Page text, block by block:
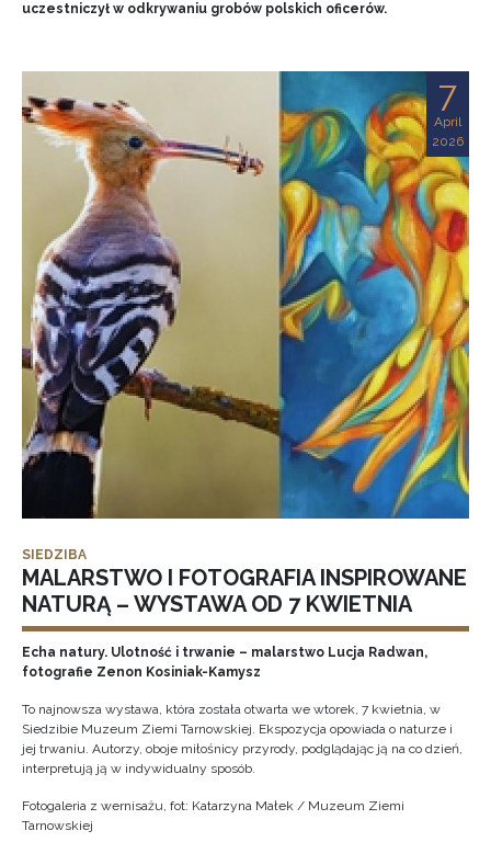
uczestniczył w odkrywaniu grobów polskich oficerów.
7
April
2026
SIEDZIBA
MALARSTWO I FOTOGRAFIA INSPIROWANE
NATURĄ – WYSTAWA OD 7 KWIETNIA
Echa natury. Ulotność i trwanie – malarstwo Lucja Radwan,
fotografie Zenon Kosiniak-Kamysz
To najnowsza wystawa, która została otwarta we wtorek, 7 kwietnia, w
Siedzibie Muzeum Ziemi Tarnowskiej. Ekspozycja opowiada o naturze i
jej trwaniu. Autorzy, oboje miłośnicy przyrody, podglądając ją na co dzień,
interpretują ją w indywidualny sposób.
Fotogaleria z wernisażu, fot: Katarzyna Małek / Muzeum Ziemi
Tarnowskiej